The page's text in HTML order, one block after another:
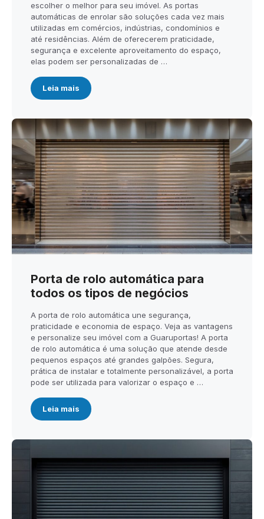
escolher o melhor para seu imóvel. As portas
automáticas de enrolar são soluções cada vez mais
utilizadas em comércios, indústrias, condomínios e
até residências. Além de oferecerem praticidade,
segurança e excelente aproveitamento do espaço,
elas podem ser personalizadas de …
Leia mais
Porta de rolo automática para
todos os tipos de negócios
A porta de rolo automática une segurança,
praticidade e economia de espaço. Veja as vantagens
e personalize seu imóvel com a Guaruportas! A porta
de rolo automática é uma solução que atende desde
pequenos espaços até grandes galpões. Segura,
prática de instalar e totalmente personalizável, a porta
pode ser utilizada para valorizar o espaço e …
Leia mais